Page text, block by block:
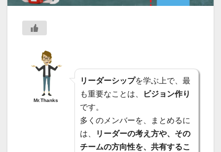
Mr.Thanks
リーダーシップを学ぶ上で、最
も重要なことは、
ビジョン作り
です。
多くのメンバーを、まとめるに
は、
リーダーの考え方や、その
チームの方向性を、共有するこ